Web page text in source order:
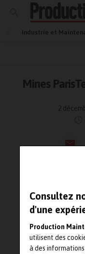
Consultez
d'une
Production
utilisent des
à des
Industrie et
Mines
2